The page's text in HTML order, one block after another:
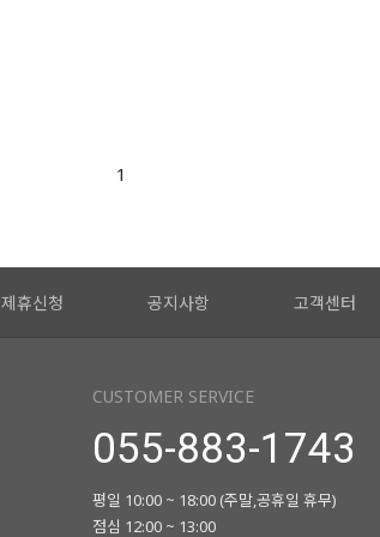
1
제휴신청 공지사항 고객센터
CUSTOMER SERVICE
055-883-1743
평일 10:00 ~ 18:00 (주말,공휴일 휴무)
점심 12:00 ~ 13:00